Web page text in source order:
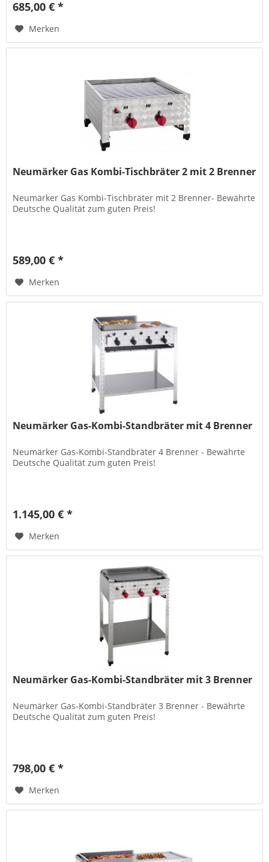
685,00 € *
Merken
Neumärker Gas Kombi-Tischbräter 2 mit 2 Brenner
Neumärker Gas Kombi-Tischbräter mit 2 Brenner- Bewährte
Deutsche Qualität zum guten Preis!
589,00 € *
Merken
Neumärker Gas-Kombi-Standbräter mit 4 Brenner
Neumärker Gas-Kombi-Standbräter 4 Brenner - Bewährte
Deutsche Qualität zum guten Preis!
1.145,00 € *
Merken
Neumärker Gas-Kombi-Standbräter mit 3 Brenner
Neumärker Gas-Kombi-Standbräter 3 Brenner - Bewährte
Deutsche Qualität zum guten Preis!
798,00 € *
Merken